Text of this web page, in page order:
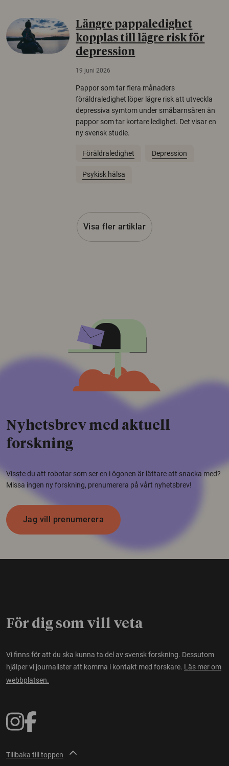
Längre pappaledighet
kopplas till lägre risk för
depression
19 juni 2026
Pappor som tar flera månaders
föräldraledighet löper lägre risk att utveckla
depressiva symtom under småbarnsåren än
pappor som tar kortare ledighet. Det visar en
ny svensk studie.
Föräldraledighet Depression
Psykisk hälsa
Visa fler artiklar
Nyhetsbrev med aktuell
forskning
Visste du att robotar som ser en i ögonen är lättare att snacka med?
Missa ingen ny forskning, prenumerera på vårt nyhetsbrev!
Jag vill prenumerera
För dig som vill veta
Vi finns för att du ska kunna ta del av svensk forskning. Dessutom
hjälper vi journalister att komma i kontakt med forskare. Läs mer om
webbplatsen.
Tillbaka till toppen